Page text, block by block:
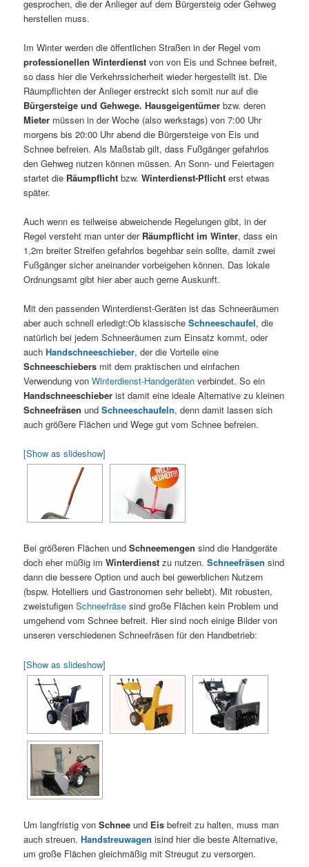
gesprochen, die der Anlieger auf dem Bürgersteig oder Gehweg
herstellen muss.
Im Winter werden die öffentlichen Straßen in der Regel vom
professionellen Winterdienst von von Eis und Schnee befreit,
so dass hier die Verkehrssicherheit wieder hergestellt ist. Die
Räumpflichten der Anlieger erstreckt sich somit nur auf die
Bürgersteige und Gehwege. Hausgeigentümer bzw. deren
Mieter müssen in der Woche (also werkstags) von 7:00 Uhr
morgens bis 20:00 Uhr abend die Bürgersteige von Eis und
Schnee befreien. Als Maßstab gilt, dass Fußgänger gefahrlos
den Gehweg nutzen können müssen. An Sonn- und Feiertagen
startet die Räumpflicht bzw.Winterdienst-Pflicht erst etwas
später.
Auch wenn es teilweise abweichende Regelungen gibt, in der
Regel versteht man unter der Räumpflicht im Winter, dass ein
1,2m breiter Streifen gefahrlos begehbar sein sollte, damit zwei
Fußgänger sicher aneinander vorbeigehen können. Das lokale
Ordnungsamt gibt hier aber auch gerne Auskunft.
Mit den passenden Winterdienst-Geräten ist das Schneeräumen
aber auch schnell erledigt:Ob klassischeSchneeschaufel, die
natürlich bei jedem Schneeräumen zum Einsatz kommt, oder
auchHandschneeschieber, der die Vorteile eine
Schneeschiebers mit dem praktischen und einfachen
Verwendung vonWinterdienst-Handgeräten verbindet. So ein
Handschneeschieber ist damit eine ideale Alternative zu kleinen
Schneefräsen undSchneeschaufeln, denn damit lassen sich
auch größere Flächen und Wege gut vom Schnee befreien.
[Show as slideshow]
Bei größeren Flächen undSchneemengen sind die Handgeräte
doch eher müßig imWinterdienst zu nutzen.Schneefräsen sind
dann die bessere Option und auch bei gewerblichen Nutzern
(bspw. Hotelliers und Gastronomen sehr beliebt). Mit robusten,
zweistufigenSchneefräsesind große Flächen kein Problem und
umgehend vom Schnee befreit. Hier sind noch einige Bilder von
unseren verschiedenen Schneefräsen für den Handbetrieb:
[Show as slideshow]
Um langfristig vonSchnee und Eis befreit zu halten, muss man
auch streuen.Handstreuwagen isind hier die beste Alternative,
um große Flächen gleichmäßig mit Streugut zu versorgen.